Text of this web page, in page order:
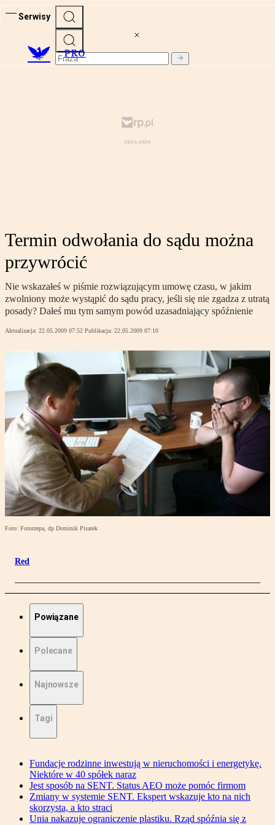
Serwisy
PRO
Termin odwołania do sądu można
przywrócić
Nie wskazałeś w piśmie rozwiązującym umowę czasu, w jakim
zwolniony może wystąpić do sądu pracy, jeśli się nie zgadza z utratą
posady? Dałeś mu tym samym powód uzasadniający spóźnienie
Aktualizacja: 22.05.2009 07:52 Publikacja: 22.05.2009 07:10
Foto: Fotorzepa, dp Dominik Pisarek
Red
Powiązane
Polecane
Najnowsze
Tagi
Fundacje rodzinne inwestują w nieruchomości i energetykę.
Niektóre w 40 spółek naraz
Jest sposób na SENT. Status AEO może pomóc firmom
Zmiany w systemie SENT. Ekspert wskazuje kto na nich
skorzysta, a kto straci
Unia nakazuje ograniczenie plastiku. Rząd spóźnia się z